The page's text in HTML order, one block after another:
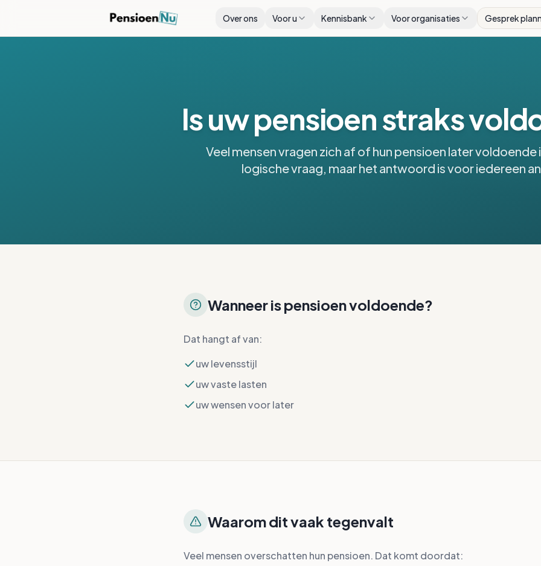
Over ons Voor u Kennisbank Voor organisaties Gesprek
Is uw pensioen straks
Veel mensen vragen zich af of hun pensioen later voldoende
logische vraag, maar het antwoord is voor iedereen
Wanneer is pensioen voldoende?
Dat hangt af van:
uw levensstijl
uw vaste lasten
uw wensen voor later
Waarom dit vaak tegenvalt
Veel mensen overschatten hun pensioen. Dat komt doordat: